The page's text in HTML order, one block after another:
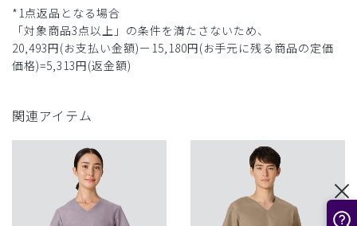
*1点返品となる場合
「対象商品3点以上」の条件を満たさないため、
20,493円(お支払い金額)ー15,180円(お手元に残る商品の定価
価格)=5,313円(返金額)
関連アイテム